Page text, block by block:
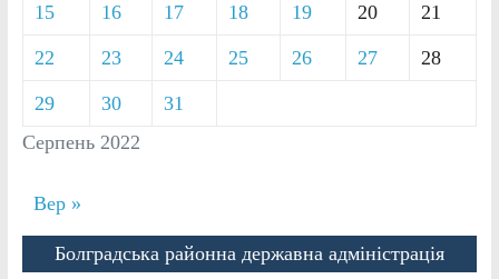
Серпень 2022
15 16 17 18 19 20 21
22 23 24 25 26 27 28
29 30 31
Вер »
Болградська районна державна адміністрація